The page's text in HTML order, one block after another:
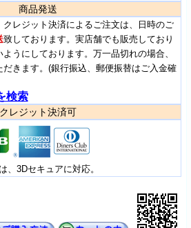
商品発送
レジット決済によるご注文は、日時のご
致しております。実店舗でも販売しており
うにしております。万一品切れの場合、
だきます。(銀行振込、郵便振替はご入金確
検索
クレジット決済可
、3Dセキュアに対応。